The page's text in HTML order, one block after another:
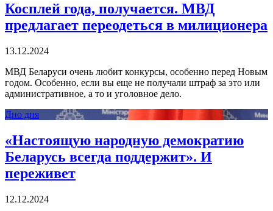
Косплей года, получается. МВД
предлагает переодеться в милиционера
13.12.2024
МВД Беларуси очень любит конкурсы, особенно перед Новым
годом. Особенно, если вы еще не получали штраф за это или
административное, а то и уголовное дело.
Дно дня
«Настоящую народную демократию
Беларусь всегда поддержит». И
переживет
12.12.2024